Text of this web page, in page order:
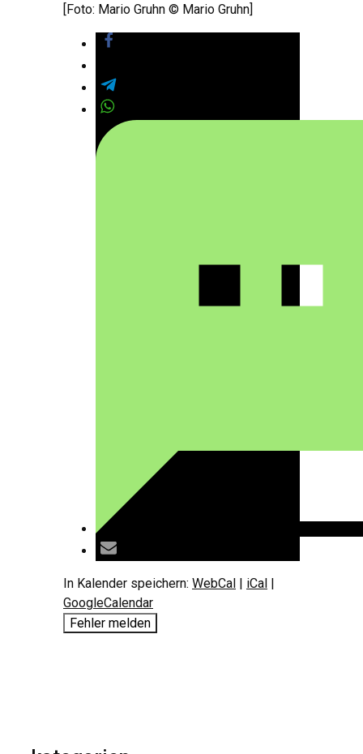
[Foto: Mario Gruhn © Mario Gruhn]
In Kalender speichern: WebCal | iCal |
GoogleCalendar
Fehler melden